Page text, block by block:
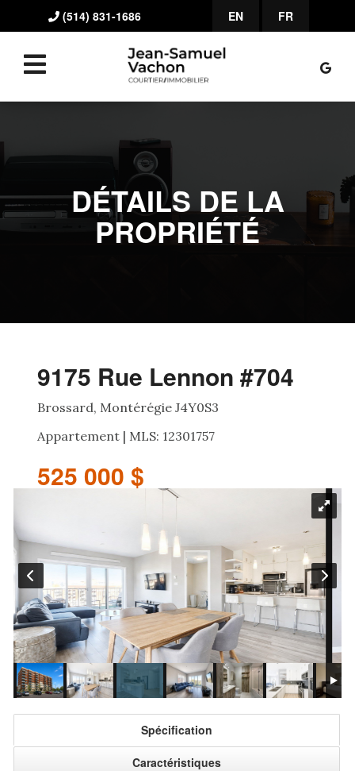
(514) 831-1686 EN FR
DÉTAILS DE LA
PROPRIÉTÉ
9175 Rue Lennon #704
Brossard, Montérégie J4Y0S3
Appartement | MLS: 12301757
525 000 $
Spécification
Caractéristiques